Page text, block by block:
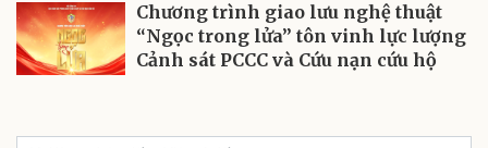
Chương trình giao lưu nghệ thuật
“Ngọc trong lửa” tôn vinh lực lượng
Cảnh sát PCCC và Cứu nạn cứu hộ